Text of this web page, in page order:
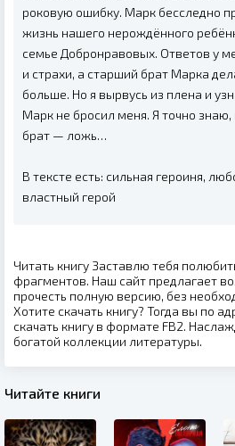
роковую ошибку. Марк бесследно
жизнь нашего нерождённого
семье Добронравовых. Ответов у
и страхи, а старший брат Марка
больше. Но я вырвусь из плена и
Марк не бросил меня. Я точно знаю,
брат — ложь…
В тексте есть: сильная героиня,
властный герой
Читать книгу Заставлю тебя
фрагментов. Наш сайт предлагает
прочесть полную версию, без
Хотите скачать книгу? Тогда вы по
скачать книгу в формате FB2.
богатой коллекции литературы.
Читайте книги